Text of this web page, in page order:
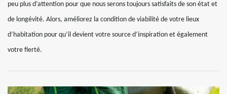
peu plus d’attention pour que nous serons toujours satisfaits de son état et
de longévité. Alors, améliorez la condition de viabilité de votre lieux
d’habitation pour qu’il devient votre source d’inspiration et également
votre fierté.